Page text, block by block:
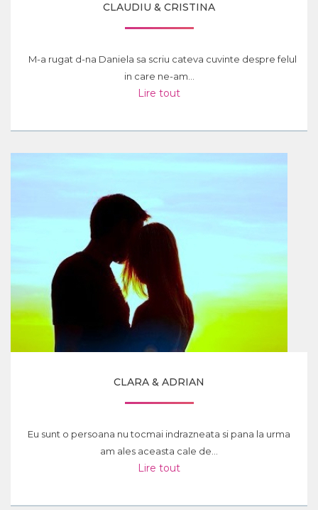
CLAUDIU & CRISTINA
M-a rugat d-na Daniela sa scriu cateva cuvinte despre felul
in care ne-am...
Lire tout
CLARA & ADRIAN
Eu sunt o persoana nu tocmai indrazneata si pana la urma
am ales aceasta cale de...
Lire tout